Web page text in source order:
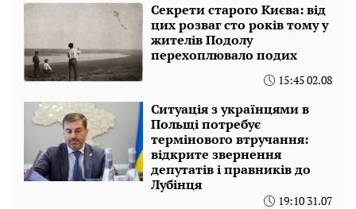
Секрети старого Києва: від
цих розваг сто років тому у
жителів Подолу
перехоплювало подих
15:45 02.08
Ситуація з українцями в
Польщі потребує
термінового втручання:
відкрите звернення
депутатів і правників до
Лубінця
19:10 31.07